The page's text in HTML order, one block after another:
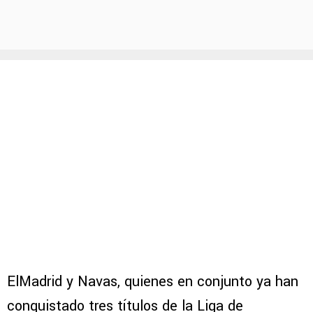
ElMadrid y Navas, quienes en conjunto ya han
conquistado tres títulos de la Liga de